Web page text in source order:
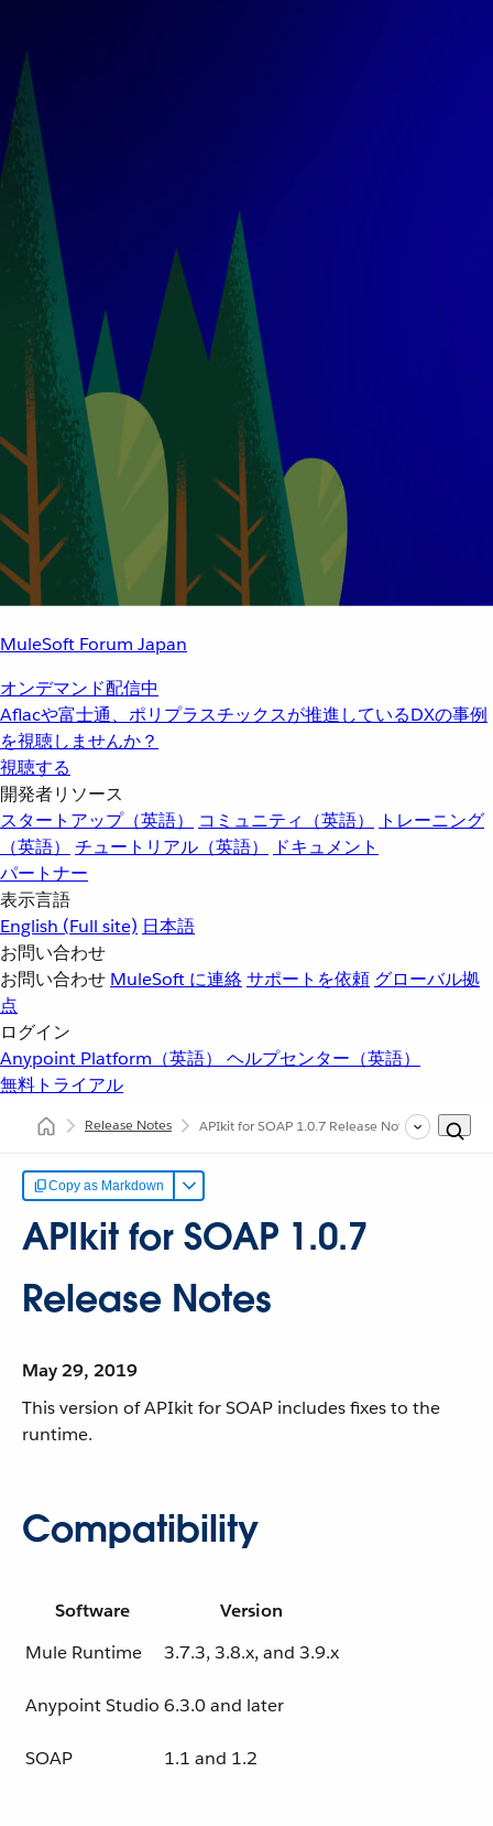
MuleSoft Forum Japan
オンデマンド配信中
Aflacや富士通、ポリプラスチックスが推進しているDXの事例
を視聴しませんか？
視聴する
開発者リソース
スタートアップ（英語）
コミュニティ（英語）
トレーニング
（英語）
チュートリアル（英語）
ドキュメント
パートナー
表示言語
English (Full site) 日本語
お問い合わせ
お問い合わせ MuleSoft に連絡サポートを依頼 グローバル拠
点
ログイン
Anypoint Platform（英語） ヘルプセンター（英語）
無料トライアル
Release Notes APIkit for SOAP 1.0.7 Release Notes
Copy as Markdown
APIkit for SOAP 1.0.7
Release Notes
May 29, 2019
This version of APIkit for SOAP includes fixes to the
runtime.
Compatibility
Software
Version
Mule Runtime
3.7.3, 3.8.x, and 3.9.x
Anypoint Studio 6.3.0 and later
SOAP 1.1 and 1.2